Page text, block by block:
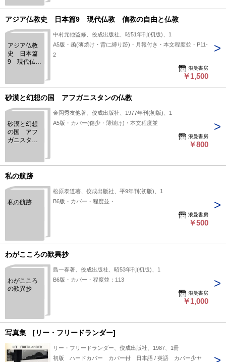
仰
アジア仏教史 日本篇9 現代仏教 信教の自由と仏教
アジア仏教
史 日本篇
9 現代仏
中村元他監修、佼成出版社、昭51年刊(初版)、1
A5版・函(薄焼け・背に縛り跡)・月報付き・本文程度並・P11-
2
浪曼書房
￥1,500
砂漠と幻想の国 アフガニスタンの仏教
砂漠と幻想
の国 アフ
ガニスタン
金岡秀友他著、佼成出版社、1977年刊(初版)、1
A5版・カバー(傷少・薄焼け)・本文程度並
浪曼書房
￥800
私の航跡
私の航跡
松原泰道著、佼成出版社、平9年刊(初版)、1
B6版・カバー・程度並・
浪曼書房
￥500
わがこころの歎異抄
わがこころ
の歎異抄
島一春著、佼成出版社、昭53年刊(初版)、1
B6版・カバー・程度並：113
浪曼書房
￥1,000
写真集 ［リー・フリードランダー]
リー・フリードランダー、佼成出版社、1987、1冊
初版 ハードカバー カバー付 日本語 / 英語 カバー少ヤ